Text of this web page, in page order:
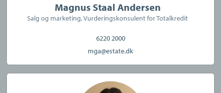
Magnus Staal Andersen
Salg og marketing, Vurderingskonsulent for Totalkredit
6220 2000
mga@estate.dk